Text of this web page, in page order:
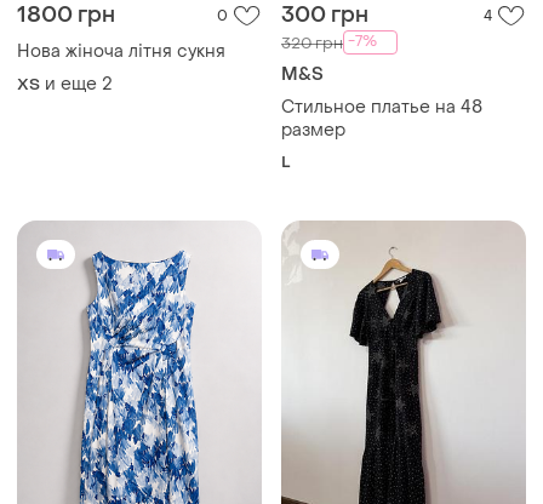
1800 грн 0
Нова жіноча літня сукня
ХS и еще 2
300 грн 4
320 грн -7%
M&S
Стильное платье на 48
размер
L